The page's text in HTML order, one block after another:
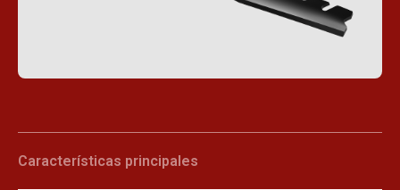
Características principales